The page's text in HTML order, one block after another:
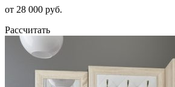
от 28 000 руб.
Рассчитать